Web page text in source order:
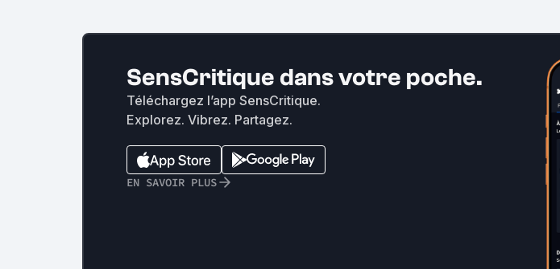
SensCritique dans votre poche.
Téléchargez l’app SensCritique.
Explorez. Vibrez. Partagez.
EN SAVOIR PLUS